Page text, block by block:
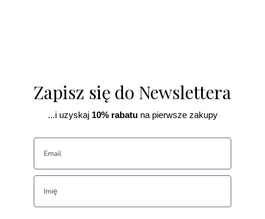
Zapisz się do Newslettera
...i uzyskaj10% rabatuna pierwsze zakupy